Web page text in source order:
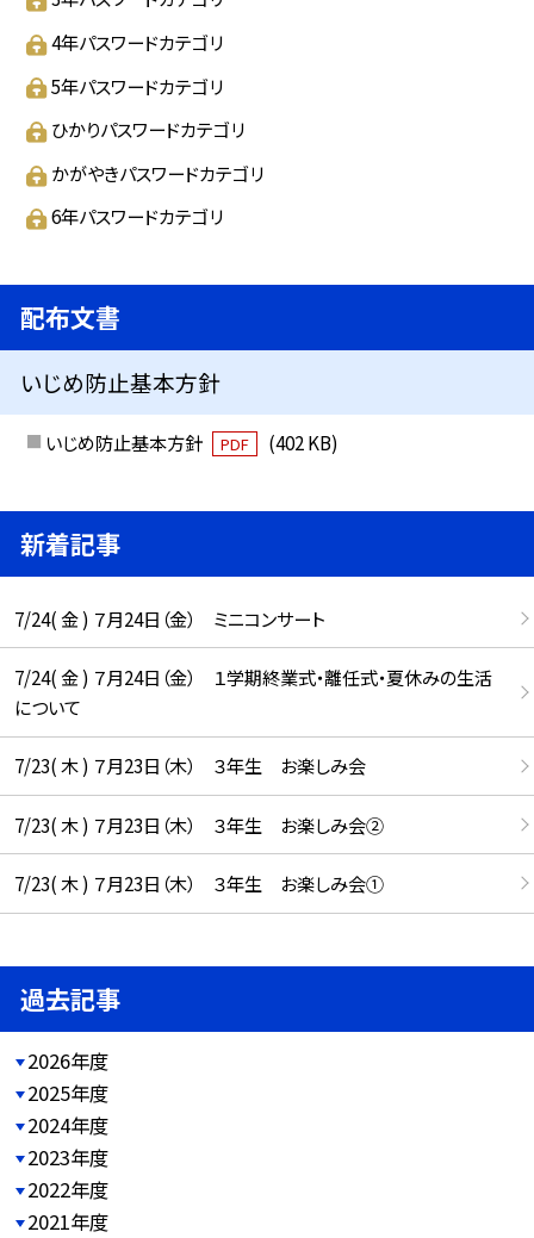
4年パスワードカテゴリ
5年パスワードカテゴリ
ひかりパスワードカテゴリ
かがやきパスワードカテゴリ
6年パスワードカテゴリ
配布文書
いじめ防止基本方針
いじめ防止基本方針 PDF (402 KB)
新着記事
7/24( 金 ) ７月24日（金） ミニコンサート
7/24( 金 ) ７月24日（金） １学期終業式・離任式・夏休みの生活
について
7/23( 木 ) ７月23日（木） ３年生 お楽しみ会
7/23( 木 ) ７月23日（木） ３年生 お楽しみ会②
7/23( 木 ) ７月23日（木） ３年生 お楽しみ会①
過去記事
2026年度
2025年度
2024年度
2023年度
2022年度
2021年度